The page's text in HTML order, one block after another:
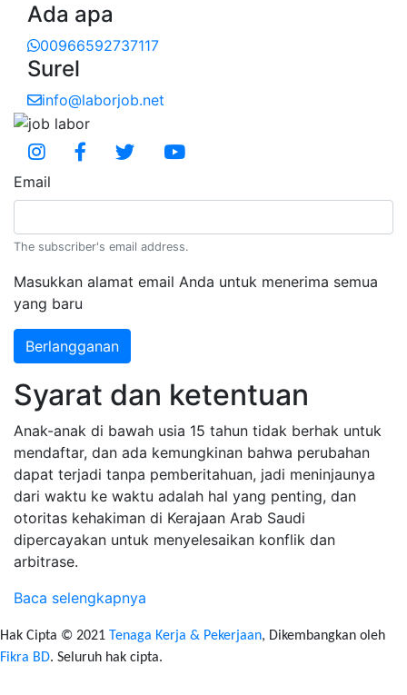
Ada apa
00966592737117
Surel
info@laborjob.net
Social Media
Email
The subscriber's email address.
Masukkan alamat email Anda untuk menerima semua
yang baru
Berlangganan
Syarat dan ketentuan
Anak-anak di bawah usia 15 tahun tidak berhak untuk
mendaftar, dan ada kemungkinan bahwa perubahan
dapat terjadi tanpa pemberitahuan, jadi meninjaunya
dari waktu ke waktu adalah hal yang penting, dan
otoritas kehakiman di Kerajaan Arab Saudi
dipercayakan untuk menyelesaikan konflik dan
arbitrase.
Baca selengkapnya
Hak Cipta © 2021 Tenaga Kerja & Pekerjaan, Dikembangkan oleh
Fikra BD. Seluruh hak cipta.